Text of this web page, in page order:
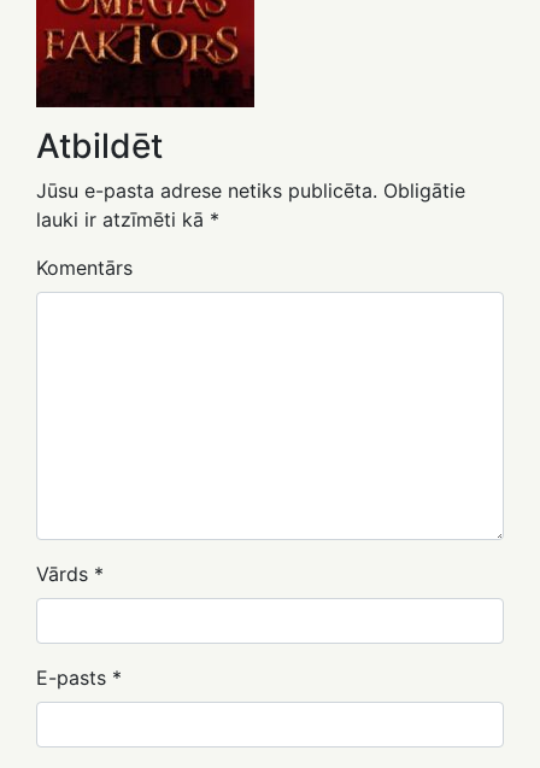
Atbildēt
Jūsu e-pasta adrese netiks publicēta. Obligātie
lauki ir atzīmēti kā *
Komentārs
Vārds *
E-pasts *